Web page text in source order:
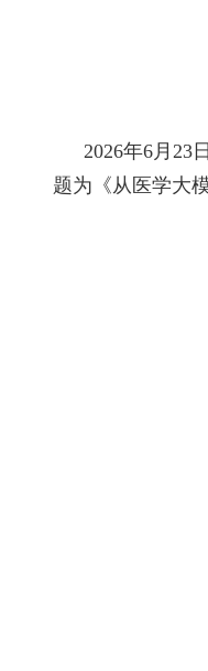
2026年6月 23
题为《从医学大